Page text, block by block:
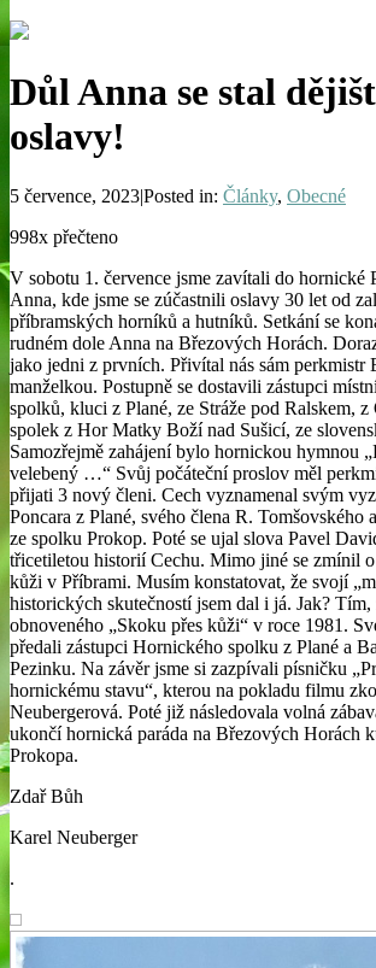
Důl Anna se stal
oslavy!
5 července, 2023|Posted in: Články, Obecné
998x přečteno
V sobotu 1. července jsme zavítali do hornické
Anna, kde jsme se zúčastnili oslavy 30 let od
příbramských horníků a hutníků. Setkání se
rudném dole Anna na Březových Horách.
jako jedni z prvních. Přivítal nás sám perkmistr
manželkou. Postupně se dostavili zástupci
spolků, kluci z Plané, ze Stráže pod Ralskem,
spolek z Hor Matky Boží nad Sušicí, ze
Samozřejmě zahájení bylo hornickou hymnou
velebený …“ Svůj počáteční proslov měl
přijati 3 nový členi. Cech vyznamenal svým
Poncara z Plané, svého člena R. Tomšovského
ze spolku Prokop. Poté se ujal slova Pavel
třicetiletou historií Cechu. Mimo jiné se zmínil
kůži v Příbrami. Musím konstatovat, že svojí
historických skutečností jsem dal i já. Jak? Tím,
obnoveného „Skoku přes kůži“ v roce 1981.
předali zástupci Hornického spolku z Plané a
Pezinku. Na závěr jsme si zazpívali písničku
hornickému stavu“, kterou na pokladu filmu
Neubergerová. Poté již následovala volná
ukončí hornická paráda na Březových Horách
Prokopa.
Zdař Bůh
Karel Neuberger
.